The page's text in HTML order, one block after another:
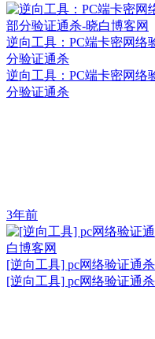
逆向工具：PC端卡密网络
分验证通杀
逆向工具：PC端卡密网络
分验证通杀
3年前
[逆向工具] pc网络验证通
[逆向工具] pc网络验证通